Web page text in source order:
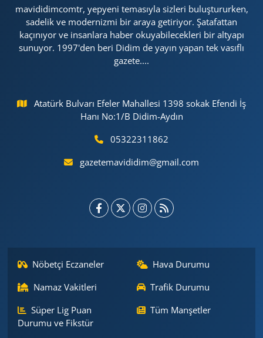
mavididimcomtr, yepyeni temasıyla sizleri buluştururken,
sadelik ve modernizmi bir araya getiriyor. Şatafattan
kaçınıyor ve insanlara haber okuyabilecekleri bir altyapı
sunuyor. 1997'den beri Didim de yayın yapan tek vasıflı
gazete....
Atatürk Bulvarı Efeler Mahallesi 1398 sokak Efendi İş
Hanı No:1/B Didim-Aydın
05322311862
gazetemavididim@gmail.com
Nöbetçi Eczaneler
Hava Durumu
Namaz Vakitleri
Trafik Durumu
Süper Lig Puan
Durumu ve Fikstür
Tüm Manşetler